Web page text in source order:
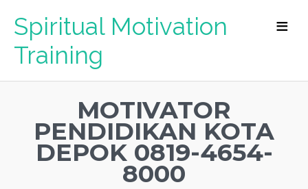
Spiritual Motivation
Training
MOTIVATOR
PENDIDIKAN KOTA
DEPOK 0819-4654-
8000